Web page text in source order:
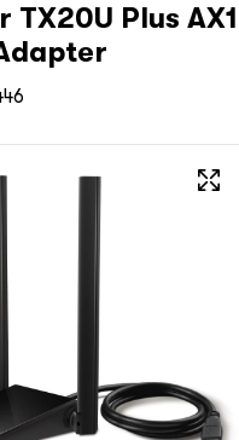
TX20U Plus